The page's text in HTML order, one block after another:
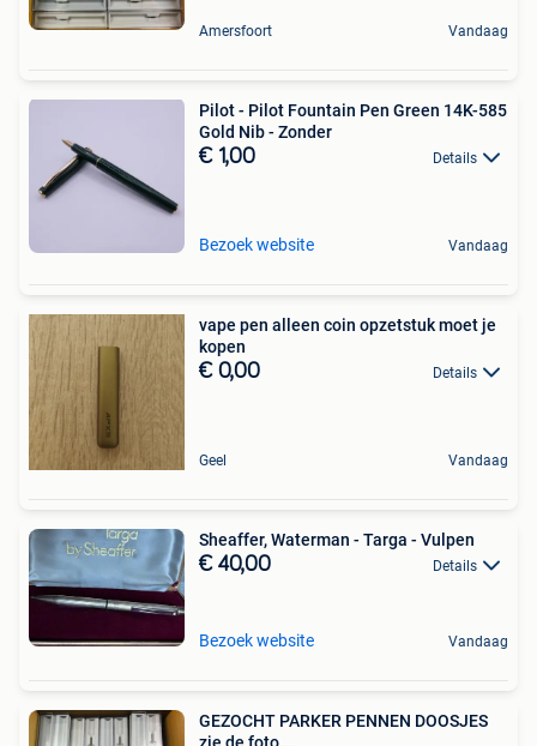
Amersfoort Vandaag
Pilot - Pilot Fountain Pen Green 14K-585
Gold Nib - Zonder
€ 1,00 Details
Bezoek website Vandaag
vape pen alleen coin opzetstuk moet je
kopen
€ 0,00 Details
Geel Vandaag
Sheaffer, Waterman - Targa - Vulpen
€ 40,00 Details
Bezoek website Vandaag
GEZOCHT PARKER PENNEN DOOSJES
zie de foto...